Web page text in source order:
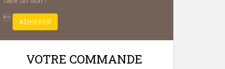

ADHERER
VOTRE COMMANDE